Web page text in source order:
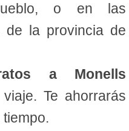
o en las
de la provincia de
a Monells
Te ahorrarás